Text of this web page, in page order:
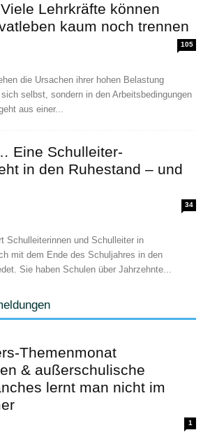
Lehrkräfte können
kaum noch trennen
105
die Ursachen ihrer hohen Belastung
selbst, sondern in den Arbeitsbedingungen
aus einer...
Eine Schulleiter-
in den Ruhestand – und
34
Schulleiterinnen und Schulleiter in
mit dem Ende des Schuljahres in den
Sie haben Schulen über Jahrzehnte...
Themenmonat
& außerschulische
lernt man nicht im
1